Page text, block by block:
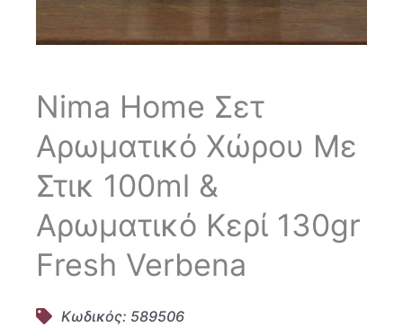
Nima Home Σετ
Αρωματικό Χώρου Με
Στικ 100ml &
Αρωματικό Κερί 130gr
Fresh Verbena
Κωδικός: 589506